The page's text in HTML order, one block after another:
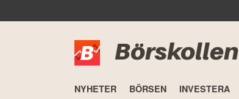
Börskollen
NYHETER BÖRSEN INVESTERA